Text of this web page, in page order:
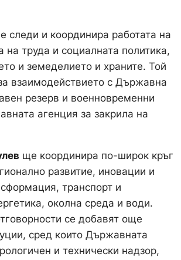
следи и координира работата на
на труда и социалната политика,
и земеделието и храните. Той
взаимодействието с Държавна
резерв и военновременни
агенция за закрила на
ще координира по-широк кръг
развитие, иновации и
транспорт и
околна среда и води.
се добавят още
сред които Държавната
и технически надзор,